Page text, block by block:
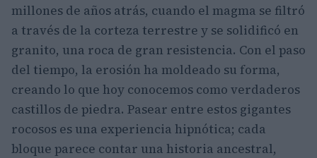
millones de años atrás, cuando el magma se filtró
a través de la corteza terrestre y se solidificó en
granito, una roca de gran resistencia. Con el paso
del tiempo, la erosión ha moldeado su forma,
creando lo que hoy conocemos como verdaderos
castillos de piedra. Pasear entre estos gigantes
rocosos es una experiencia hipnótica; cada
bloque parece contar una historia ancestral,